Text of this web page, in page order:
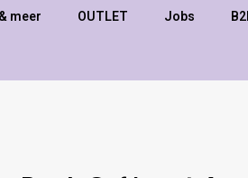
meer OUTLET Jobs